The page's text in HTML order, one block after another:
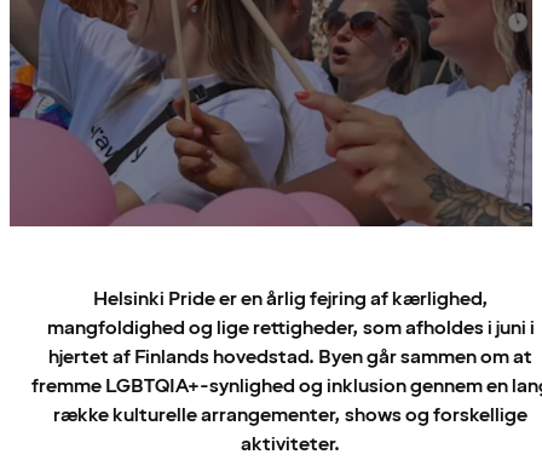
Helsinki Pride er en årlig fejring af kærlighed,
mangfoldighed og lige rettigheder, som afholdes i juni i
hjertet af Finlands hovedstad. Byen går sammen om at
fremme LGBTQIA+-synlighed og inklusion gennem en
række kulturelle arrangementer, shows og forskellige
aktiviteter.